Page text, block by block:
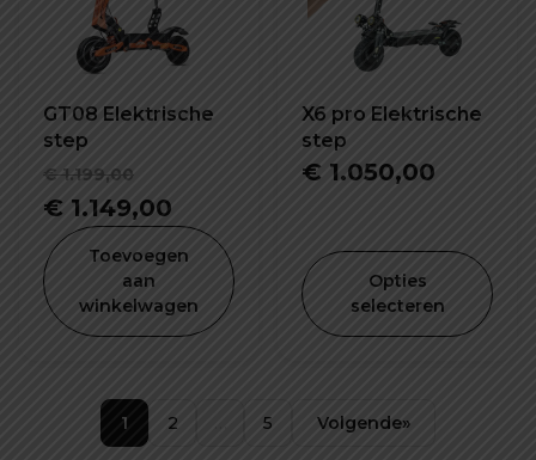
GT08 Elektrische
step
€1.199,00
Oorspronkelijke
prijs
€ 1.199,00.
€ 1.149,00
prijs
€ 1.149,00.
Toevoegen
aan
winkelwagen
X6 pro Elektrische
step
€ 1.050,00
Opties
selecteren
1 2 5 Volgende»